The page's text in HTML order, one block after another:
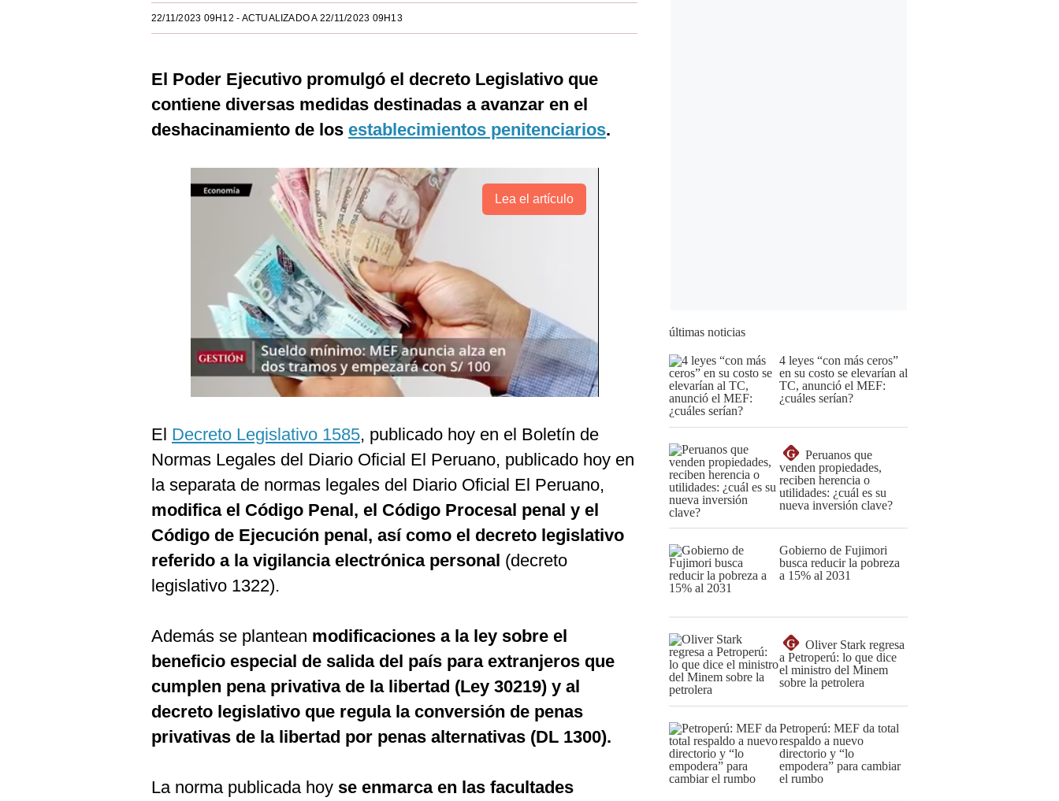
22/11/2023 09H12 - ACTUALIZADO A 22/11/2023 09H13
El Poder Ejecutivo promulgó el decreto Legislativo que
contiene diversas medidas destinadas a avanzar en el
deshacinamiento de los establecimientos penitenciarios.
Lea el artículo
El Decreto Legislativo 1585, publicado hoy en el Boletín de
Normas Legales del Diario Oficial El Peruano, publicado hoy en
la separata de normas legales del Diario Oficial El Peruano,
modifica el Código Penal, el Código Procesal penal y el
Código de Ejecución penal, así como el decreto legislativo
referido a la vigilancia electrónica personal (decreto
legislativo 1322).
Además se plantean modificaciones a la ley sobre el
beneficio especial de salida del país para extranjeros que
cumplen pena privativa de la libertad (Ley 30219) y al
decreto legislativo que regula la conversión de penas
privativas de la libertad por penas alternativas (DL 1300).
La norma publicada hoy se enmarca en las facultades
últimas noticias
4 leyes “con más ceros”
en su costo se elevarían al
TC, anunció el MEF:
¿cuáles serían?
G
Peruanos que
venden propiedades,
reciben herencia o
utilidades: ¿cuál es su
nueva inversión clave?
Gobierno de Fujimori
busca reducir la pobreza
a 15% al 2031
G
Oliver Stark regresa
a Petroperú: lo que dice
el ministro del Minem
sobre la petrolera
Petroperú: MEF da total
respaldo a nuevo
directorio y “lo
empodera” para cambiar
el rumbo